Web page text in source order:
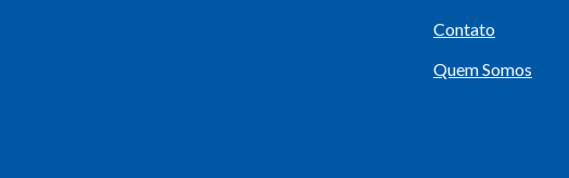
Contato
Quem Somos